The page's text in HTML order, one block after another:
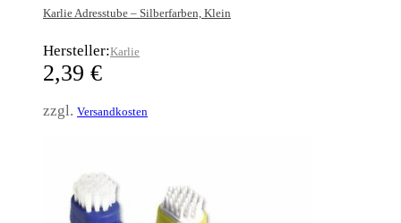
Karlie Adresstube – Silberfarben, Klein
Hersteller:Karlie
2,39 €
zzgl. Versandkosten